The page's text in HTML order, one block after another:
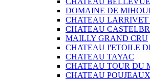
DOMAINE DE
CHATEAU
CHATEAU
MAILLY GRAND CRU
CHATEAU I'ETOILE
CHATEAU TAYAC
CHATEAU TOUR DU
CHATEAU POUJEAUX